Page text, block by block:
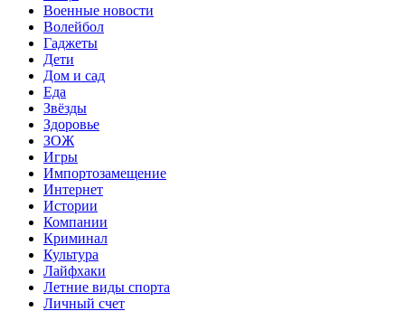
Военные новости
Волейбол
Гаджеты
Дети
Дом и сад
Еда
Звёзды
Здоровье
ЗОЖ
Игры
Импортозамещение
Интернет
Истории
Компании
Криминал
Культура
Лайфхаки
Летние виды спорта
Личный счет